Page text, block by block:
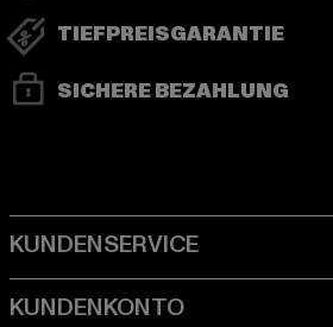
TIEFPREISGARANTIE
SICHERE BEZAHLUNG